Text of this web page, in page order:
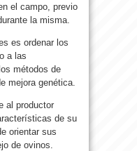
el campo, previo
la misma.
es ordenar los
a las
métodos de
mejora genética.
al productor
de su
orientar sus
de ovinos.